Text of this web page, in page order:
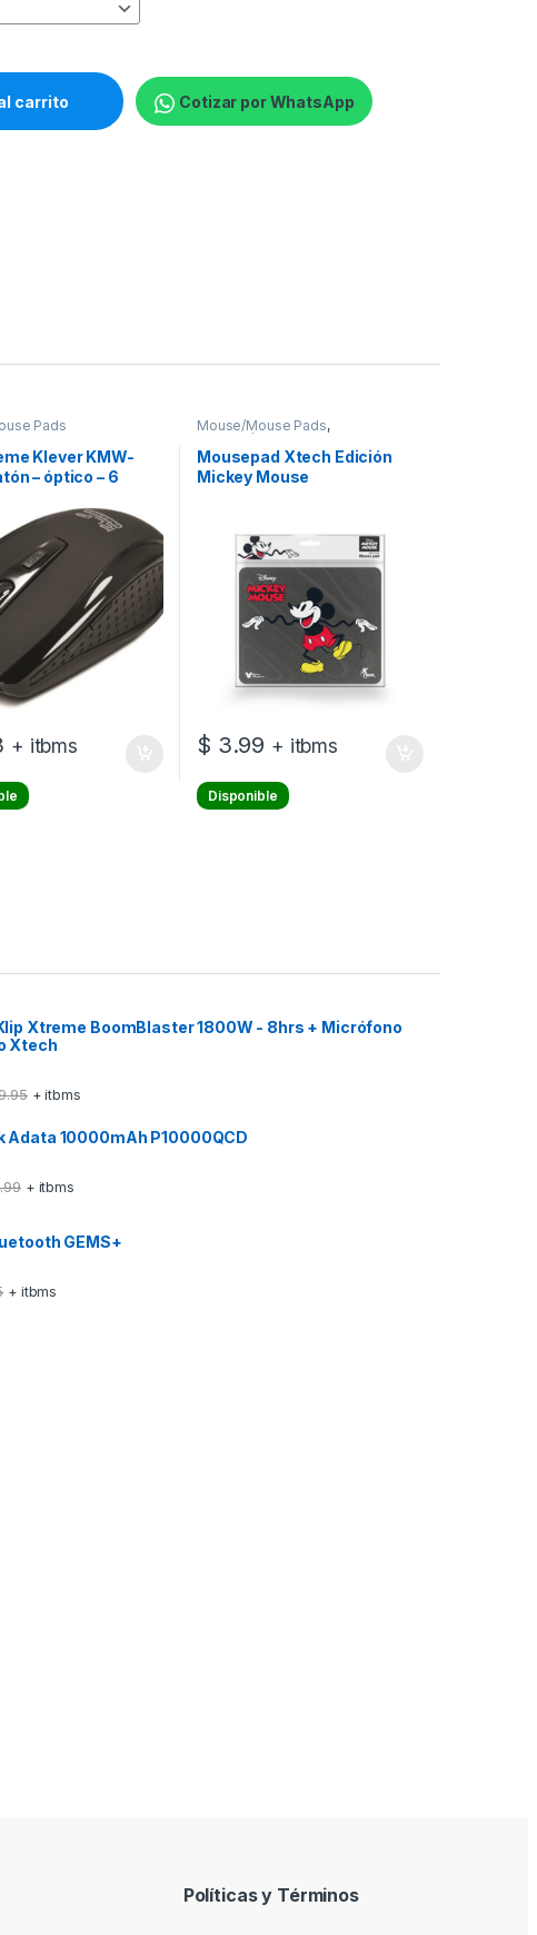
5.0 - Wireless - Horizontal scroll quantity
carrito Cotizar por WhatsApp
Pads
Klever KMW-
– óptico – 6
inalámbrico
+ itbms
Mouse/Mouse Pads,
Mouses/Mouse Pads
Mousepad Xtech Edición
Mickey Mouse
$ 3.99 + itbms
Disponible
Xtreme BoomBlaster 1800W - 8hrs + Micrófono
Xtech
+ itbms
Adata 10000mAh P10000QCD
+ itbms
GEMS+
+ itbms
Políticas y Términos